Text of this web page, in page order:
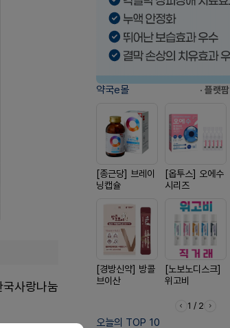
사랑나눔
약국e몰 · 플랫팜
[종근당] 브레이
닝캡슐
[옵투스] 오에수
시리즈
[경방신약] 방콜
브이산
[노보노디스크]
위고비
1 / 2
오늘의 TOP 10